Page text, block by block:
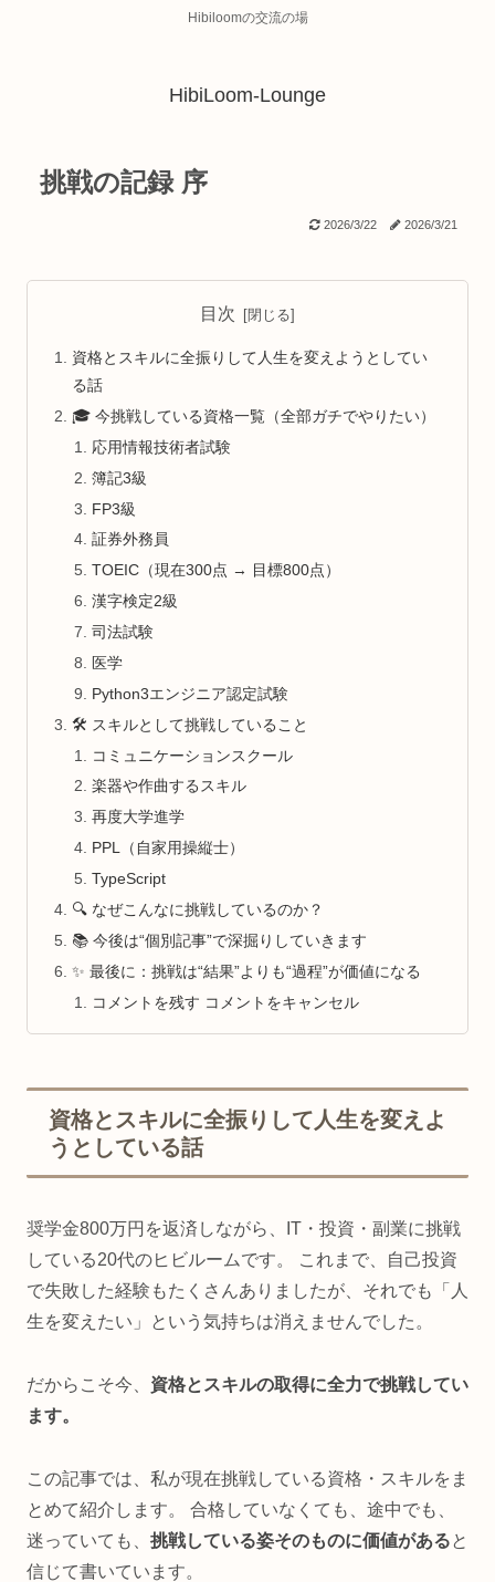
Hibiloomの交流の場
HibiLoom-Lounge
挑戦の記録 序
2026/3/22 2026/3/21
目次
資格とスキルに全振りして人生を変えようとしてい
る話
🎓 今挑戦している資格一覧（全部ガチでやりたい）
応用情報技術者試験
簿記3級
FP3級
証券外務員
TOEIC（現在300点 → 目標800点）
漢字検定2級
司法試験
医学
Python3エンジニア認定試験
🛠 スキルとして挑戦していること
コミュニケーションスクール
楽器や作曲するスキル
再度大学進学
PPL（自家用操縦士）
TypeScript
🔍 なぜこんなに挑戦しているのか？
📚 今後は“個別記事”で深掘りしていきます
✨ 最後に：挑戦は“結果”よりも“過程”が価値になる
コメントを残す コメントをキャンセル
資格とスキルに全振りして人生を変えよ
うとしている話
奨学金800万円を返済しながら、IT・投資・副業に挑戦
している20代のヒビルームです。 これまで、自己投資
で失敗した経験もたくさんありましたが、それでも「人
生を変えたい」という気持ちは消えませんでした。
だからこそ今、 資格とスキルの取得に全力で挑戦してい
ます。
この記事では、私が現在挑戦している資格・スキルをま
とめて紹介します。 合格していなくても、途中でも、
迷っていても、 挑戦している姿そのものに価値があると
信じて書いています。